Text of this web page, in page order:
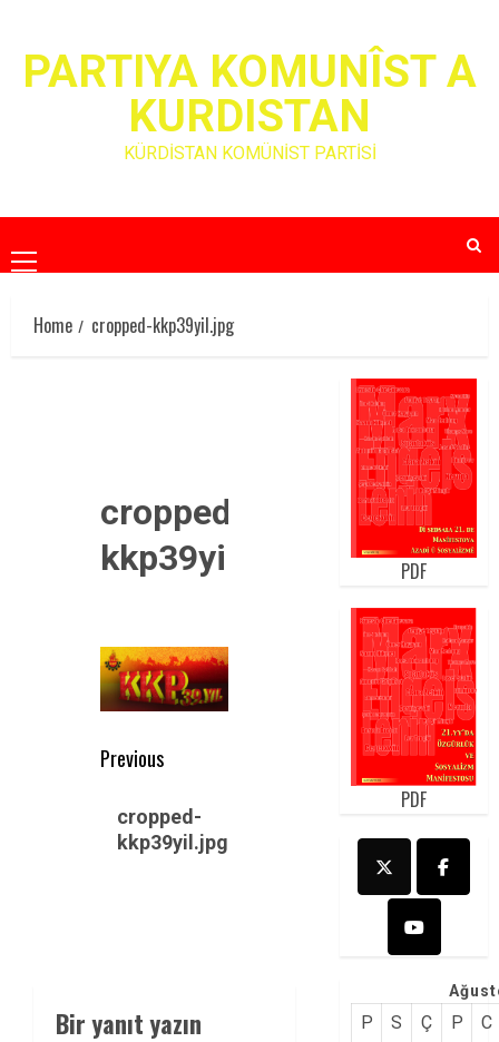
contentPARTIYA KOMUNÎST A
KURDISTAN
KÜRDİSTAN KOMÜNİST PARTİSİ
Primary
Menu
Home
cropped-kkp39yil.jpg
cropped-
kkp39yil.jpg
Post
navigation
Previous
post:
cropped-
kkp39yil.jpg
Bir yanıt yazın
PDF
PDF
P S Ç P C